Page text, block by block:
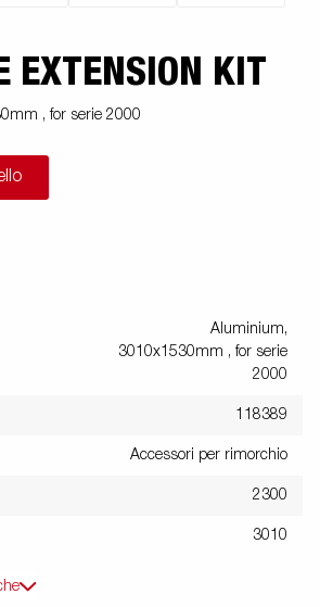
EXTENSION KIT
, for serie 2000
Aluminium,
3010x1530mm , for serie
2000
118389
Accessori per rimorchio
2300
3010